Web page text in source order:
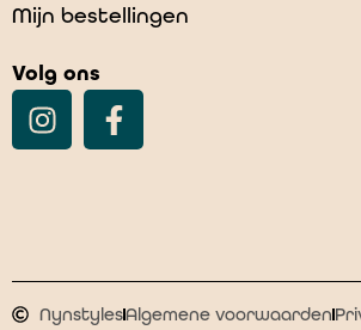
Mijn bestellingen
Volg ons
NynstylesAlgemene voorwaarden